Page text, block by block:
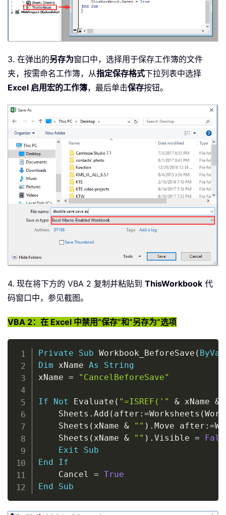
3. 在弹出的另存为窗口中，选择用于保存工作簿的文件
夹，按需命名工作簿，从指定保存格式下拉列表中选择
Excel 启用宏的工作簿，最后单击保存按钮。
4. 现在将下方的 VBA 2 复制并粘贴到 ThisWorkbook 代
码窗口中，参见截图。
VBA 2：在 Excel 中禁用“保存”和“另存为”选项
Private Sub Workbook_BeforeSave ( ByVal
Dim xName As
String
xName = "CancelBeforeSave"
If Not Evaluate ( "=ISREF('" & xName &
    Sheets
. Add ( after : =Worksheets (
    Sheets
( xName & "" ) . Move after : =
    Sheets
( xName & "" ) . Visible =
Exit
Sub
End
If
    Cancel
= True
End
Sub
Copy